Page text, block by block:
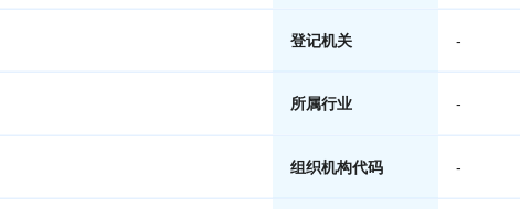
登记机关 -
所属行业 -
组织机构代码 -